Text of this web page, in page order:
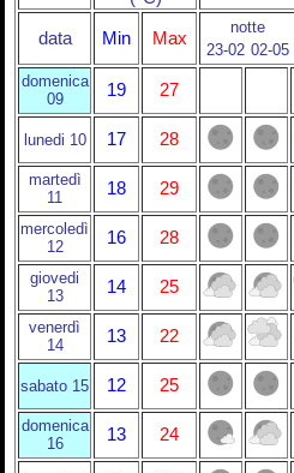
data Min Max
notte
23-02 02-05
domenica
09
19 27
lunedi 10 17 28
martedì
11
18 29
mercoledì
12
16 28
giovedi
13
14 25
venerdì
14
13 22
sabato 15 12 25
domenica
16
13 24